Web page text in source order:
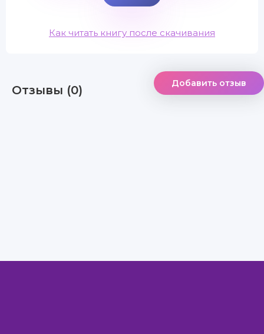
Как читать книгу после скачивания
Отзывы (0) Добавить отзыв